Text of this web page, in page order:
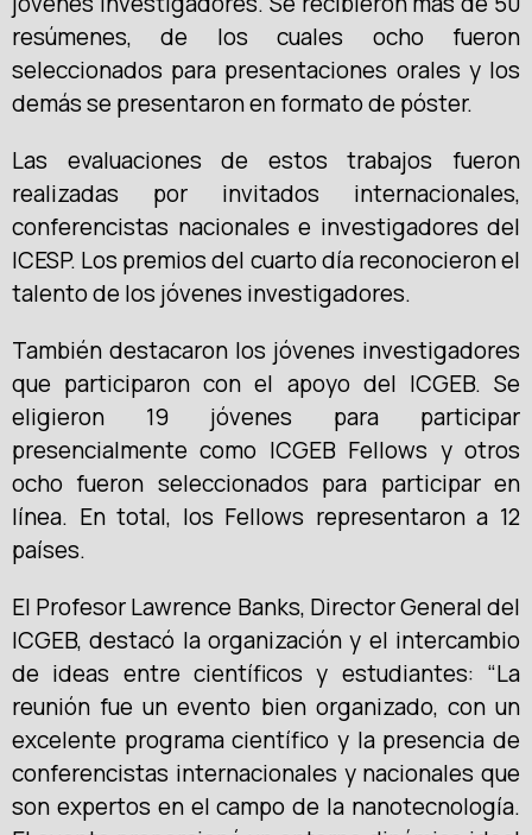
resúmenes, de los cuales ocho fueron
seleccionados para presentaciones orales y los
demás se presentaron en formato de póster.
Las evaluaciones de estos trabajos fueron
realizadas por invitados internacionales,
conferencistas nacionales e investigadores del
ICESP. Los premios del cuarto día reconocieron el
talento de los jóvenes investigadores.
También destacaron los jóvenes investigadores
que participaron con el apoyo del ICGEB. Se
eligieron 19 jóvenes para participar
presencialmente como ICGEB Fellows y otros
ocho fueron seleccionados para participar en
línea. En total, los Fellows representaron a 12
países.
El Profesor Lawrence Banks, Director General del
ICGEB, destacó la organización y el intercambio
de ideas entre científicos y estudiantes: “La
reunión fue un evento bien organizado, con un
excelente programa científico y la presencia de
conferencistas internacionales y nacionales que
son expertos en el campo de la nanotecnología.